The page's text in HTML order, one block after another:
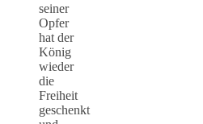
seiner
Opfer
hat der
König
wieder
die
Freiheit
geschenkt